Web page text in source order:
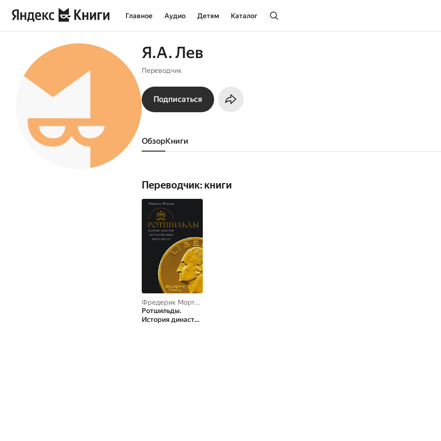
Главное Аудио Детям Каталог
Я.А. Лев
Переводчик
Подписаться
Обзор книги
Переводчик: книги
Фредерик Мортон
Ротшильды.
История династии